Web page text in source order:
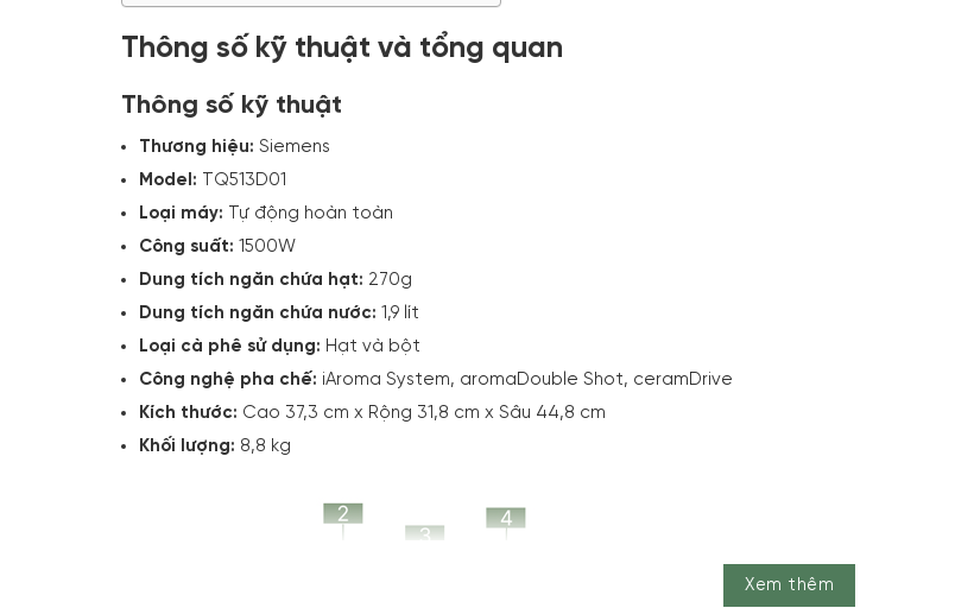
Thông số kỹ thuật và tổng quan
Thông số kỹ thuật
Thương hiệu: Siemens
Model: TQ513D01
Loại máy: Tự động hoàn toàn
Công suất: 1500W
Dung tích ngăn chứa hạt: 270g
Dung tích ngăn chứa nước: 1,9 lít
Loại cà phê sử dụng: Hạt và bột
Công nghệ pha chế: iAroma System, aromaDouble Shot, ceramDrive
Kích thước: Cao 37,3 cm x Rộng 31,8 cm x Sâu 44,8 cm
Khối lượng: 8,8 kg
Xem thêm